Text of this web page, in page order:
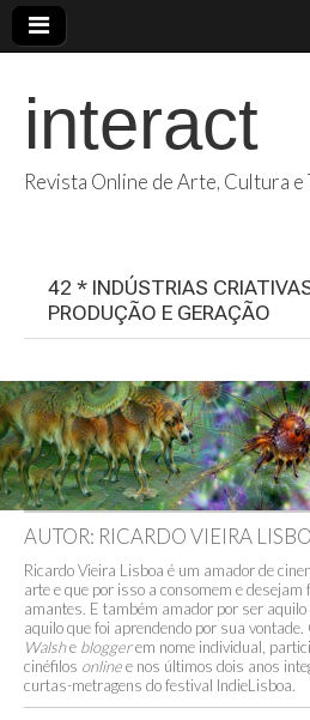
interact
Revista Online de Arte, Cultura e
42 * INDÚSTRIAS
PRODUÇÃO E GERAÇÃO
AUTOR: RICARDO VIEIRA
Ricardo Vieira Lisboa é um amador de
arte e que por isso a consomem e
amantes. E também amador por ser
aquilo que foi aprendendo por sua
Walshe bloggerem nome individual,
cinéfilos onlinee nos últimos dois anos
curtas-metragens do festival IndieLisboa.